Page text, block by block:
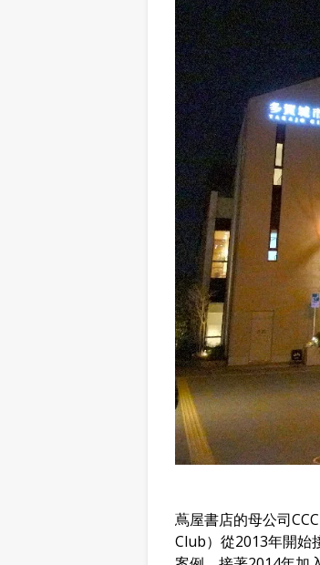
蔦屋書店的母公司
Club）從2013年開始